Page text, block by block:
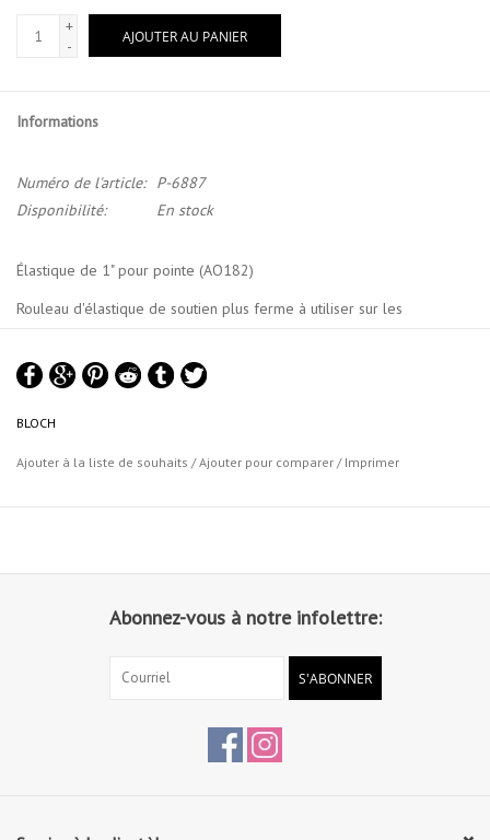
+
-
AJOUTER AU PANIER
Informations
Numéro de l'article:
P-6887
Disponibilité:
En stock
Élastique de 1" pour pointe (AO182)
Rouleau d'élastique de soutien plus ferme à utiliser sur les
BLOCH
Ajouter à la liste de souhaits /Ajouter pour comparer / Imprimer
Abonnez-vous à notre infolettre:
S'ABONNER